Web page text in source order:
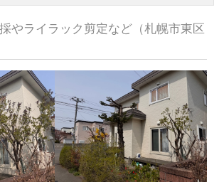
やライラック剪定など（札幌市東区